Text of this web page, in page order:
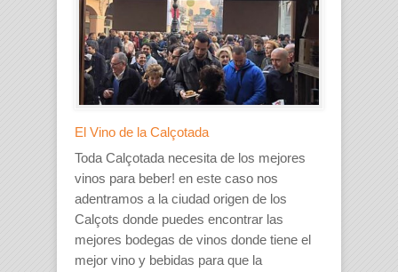
El Vino de la Calçotada
Toda Calçotada necesita de los mejores
vinos para beber! en este caso nos
adentramos a la ciudad origen de los
Calçots donde puedes encontrar las
mejores bodegas de vinos donde tiene el
mejor vino y bebidas para que la